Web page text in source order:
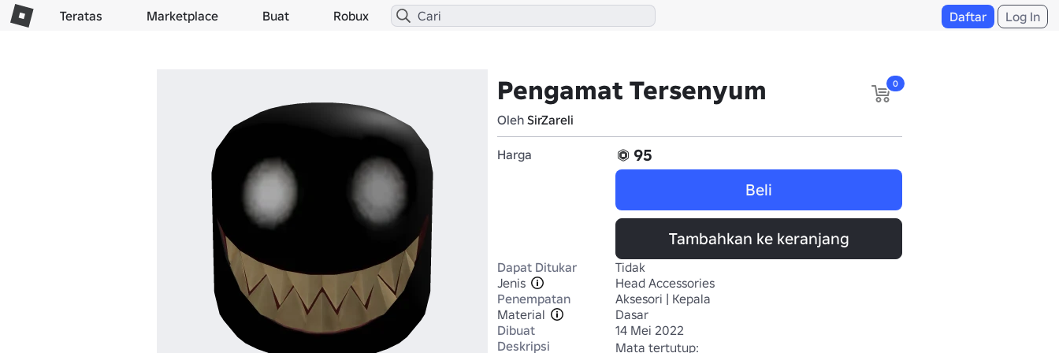
Teratas Marketplace Buat Robux Daftar Log In
Pengamat Tersenyum
Oleh SirZareli
0
Harga
95
Beli
Tambahkan ke keranjang
Dapat Ditukar
Tidak
Jenis
Head Accessories
Penempatan
Aksesori | Kepala
Material
Dasar
Dibuat
14 Mei 2022
Deskripsi